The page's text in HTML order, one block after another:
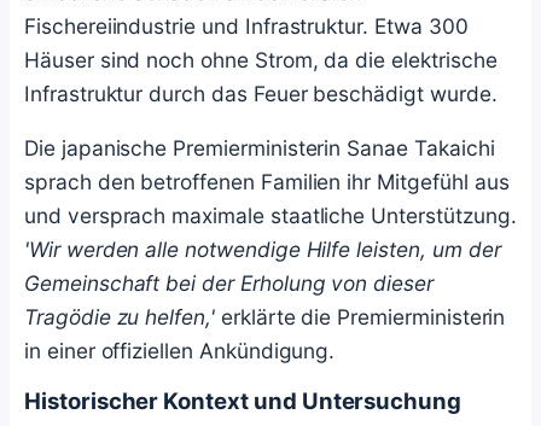
Fischereiindustrie und Infrastruktur. Etwa 300
Häuser sind noch ohne Strom, da die elektrische
Infrastruktur durch das Feuer beschädigt wurde.
Die japanische Premierministerin Sanae Takaichi
sprach den betroffenen Familien ihr Mitgefühl aus
und versprach maximale staatliche Unterstützung.
'Wir werden alle notwendige Hilfe leisten, um der
Gemeinschaft bei der Erholung von dieser
Tragödie zu helfen,'erklärte die Premierministerin
in einer offiziellen Ankündigung.
Historischer Kontext und Untersuchung